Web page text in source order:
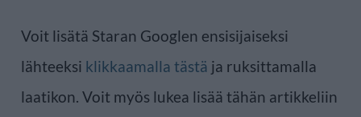
Voit lisätä Staran Googlen ensisijaiseksi
lähteeksi klikkaamalla tästä ja ruksittamalla
laatikon. Voit myös lukea lisää tähän artikkeliin